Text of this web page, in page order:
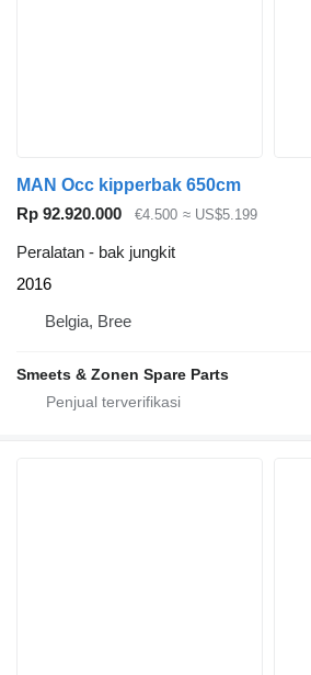
MAN Occ kipperbak 650cm
Rp 92.920.000
€4.500 ≈ US$5.199
Peralatan - bak jungkit
2016
Belgia, Bree
Smeets & Zonen Spare Parts